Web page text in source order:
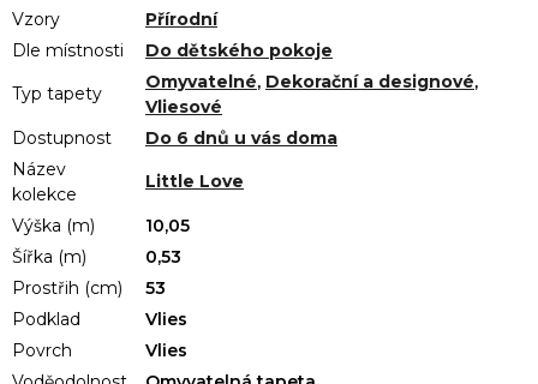
Vzory
Přírodní
Dle místnosti
Do dětského pokoje
Typ tapety
Omyvatelné, Dekorační a designové,
Vliesové
Dostupnost
Do 6 dnů u vás doma
Název
kolekce
Little Love
Výška (m)
10,05
Šířka (m)
0,53
Prostřih (cm)
53
Podklad
Vlies
Povrch
Vlies